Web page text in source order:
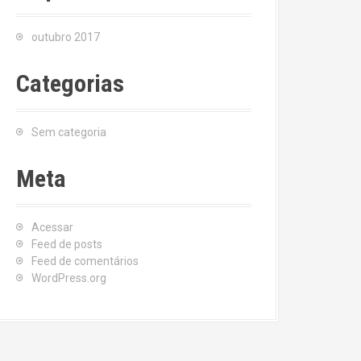
outubro 2017
Categorias
Sem categoria
Meta
Acessar
Feed de posts
Feed de comentários
WordPress.org